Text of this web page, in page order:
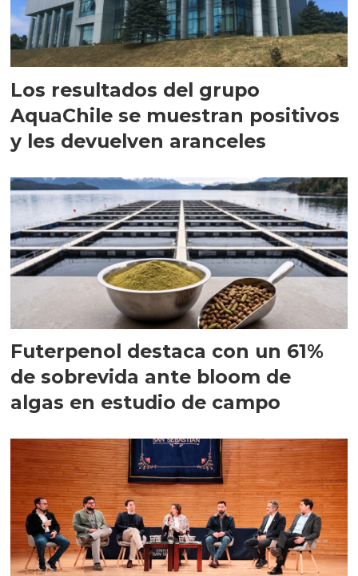
Los resultados del grupo
AquaChile se muestran positivos
y les devuelven aranceles
Futerpenol destaca con un 61%
de sobrevida ante bloom de
algas en estudio de campo